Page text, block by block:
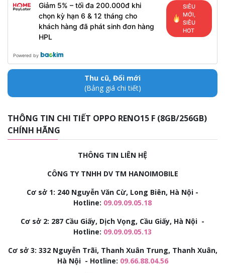
Giảm 5% – tối đa 200.000đ khi
chọn kỳ hạn 6 & 12 tháng cho
khách hàng đã phát sinh đơn hàng
HPL
SIÊU
MỚI,
SIÊU
HOT
Powered by
Thu cũ, Đổi mới
(Bảng giá chi tiết)
THÔNG TIN CHI TIẾT OPPO RENO15 F (8GB/256GB)
CHÍNH HÃNG
THÔNG TIN LIÊN HỆ
CÔNG TY TNHH DV TM HANOIMOBILE
Cơ sở 1: 240 Nguyễn Văn Cừ, Long Biên, Hà Nội -
Hotline: 09.09.09.05.18
Cơ sở 2: 287 Cầu Giấy, Dịch Vọng, Cầu Giấy, Hà Nội -
Hotline: 09.09.09.05.13
Cơ sở 3: 332 Nguyễn Trãi, Thanh Xuân Trung, Thanh Xuân,
Hà Nội - Hotline: 09.66.88.04.56